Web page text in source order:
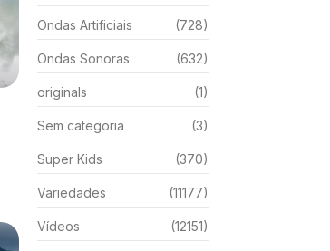
Ondas Artificiais (728)
Ondas Sonoras (632)
originals (1)
Sem categoria (3)
Super Kids (370)
Variedades (11177)
Vídeos (12151)